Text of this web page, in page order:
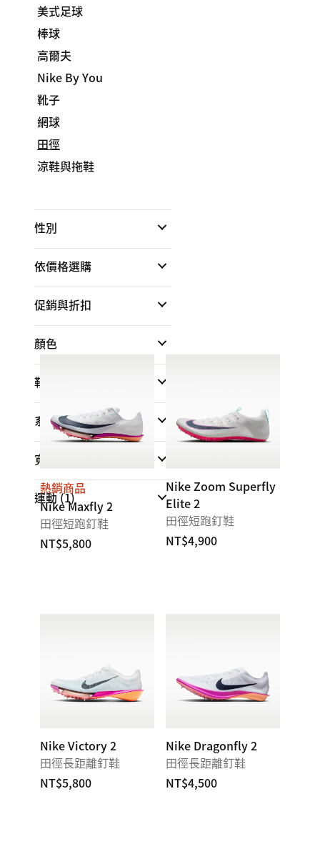
美式足球
棒球
高爾夫
Nike By You
靴子
網球
田徑
涼鞋與拖鞋
性別
依價格選購
促銷與折扣
顏色
鞋高
系列
寬度
運動(1)
熱銷商品
Nike Maxfly 2
田徑短跑釘鞋
NT$5,800
Nike Zoom Superfly
Elite 2
田徑短跑釘鞋
NT$4,900
Nike Victory 2
田徑長距離釘鞋
NT$5,800
Nike Dragonfly 2
田徑長距離釘鞋
NT$4,500